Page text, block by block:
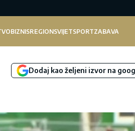
BIZNISREGIONSVIJETSPORTZABAVA
Dodaj kao željeni izvor na